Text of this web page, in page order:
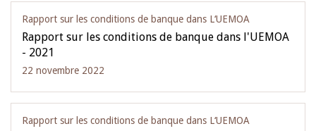
Rapport sur les conditions de banque dans L‘UEMOA
Rapport sur les conditions de banque dans l'UEMOA
- 2021
22 novembre 2022
Rapport sur les conditions de banque dans L‘UEMOA